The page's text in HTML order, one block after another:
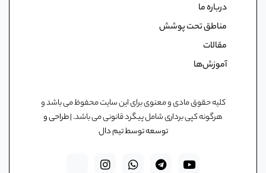
درباره ما
مناطق تحت پوشش
مقالات
آموزش‌ها
کلیه حقوق مادی و معنوی برای این سایت محفوظ می باشد و
هرگونه کپی برداری شامل پیگرد قانونی می باشد. |طراحی و
توسعه توسط تیم دال